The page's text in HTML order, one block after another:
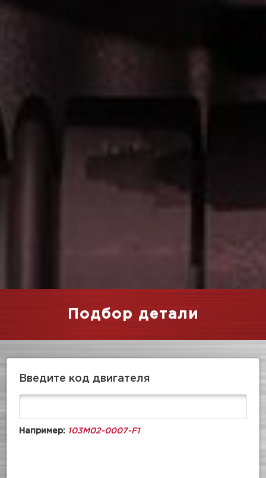
Подбор детали
Введите код двигателя
Например: 103M02-0007-F1